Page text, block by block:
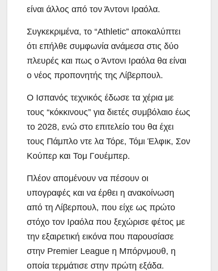
είναι άλλος από τον Άντονι Ιραόλα.
Συγκεκριμένα, το “Athletic” αποκαλύπτει
ότι επήλθε συμφωνία ανάμεσα στις δύο
πλευρές και πως ο Άντονι Ιραόλα θα είναι
ο νέος προπονητής της Λίβερπουλ.
Ο Ισπανός τεχνικός έδωσε τα χέρια με
τους “κόκκινους” για διετές συμβόλαιο έως
το 2028, ενώ στο επιτελείο του θα έχει
τους Πάμπλο ντε λα Τόρε, Τόμι Έλφικ, Σον
Κούπερ και Τομ Γουέμπερ.
Πλέον απομένουν να πέσουν οι
υπογραφές και να έρθει η ανακοίνωση
από τη Λίβερπουλ, που είχε ως πρώτο
στόχο τον Ιραόλα που ξεχώρισε φέτος με
την εξαιρετική εικόνα που παρουσίασε
στην Premier League η Μπόρνμουθ, η
οποία τερμάτισε στην πρώτη εξάδα.